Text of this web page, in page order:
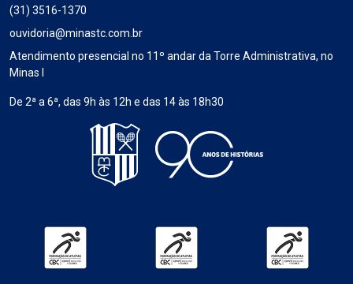
(31) 3516-1370
ouvidoria@minastc.com.br
Atendimento presencial no 11º andar da Torre Administrativa, no
Minas I
De 2ª a 6ª, das 9h às 12h e das 14 às 18h30